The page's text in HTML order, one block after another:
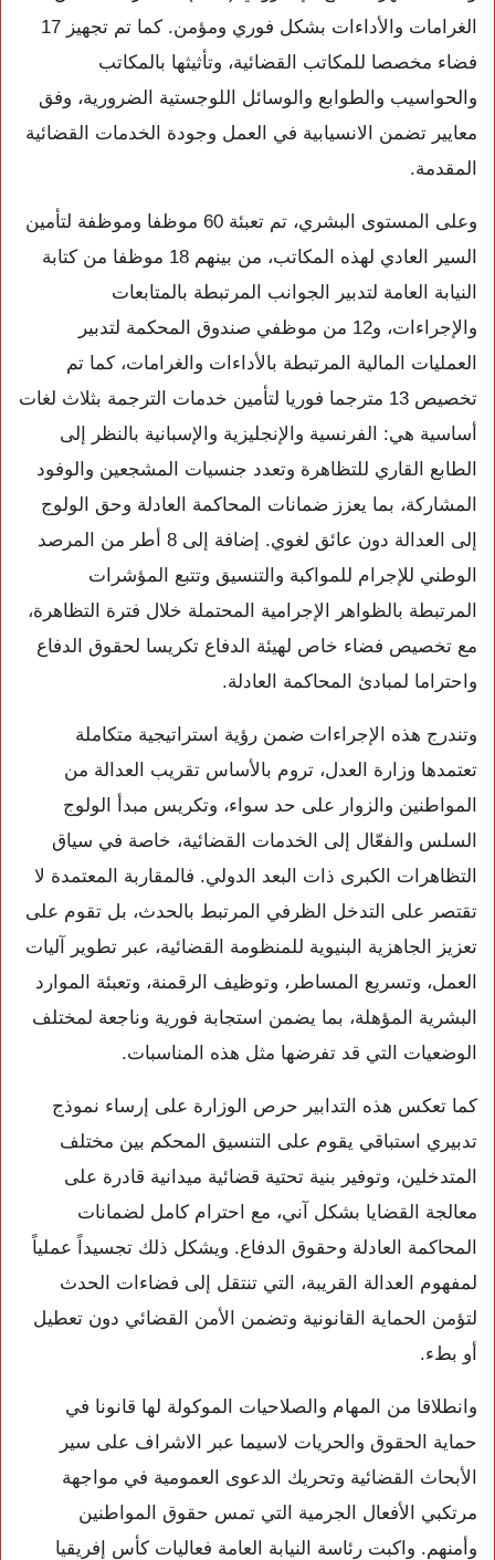
الغرامات والأداءات بشكل فوري ومؤمن. كما تم تجهيز 17
فضاء مخصصا للمكاتب القضائية، وتأثيثها بالمكاتب
والحواسيب والطوابع والوسائل اللوجستية الضرورية، وفق
معايير تضمن الانسيابية في العمل وجودة الخدمات القضائية
المقدمة.
وعلى المستوى البشري، تم تعبئة 60 موظفا وموظفة لتأمين
السير العادي لهذه المكاتب، من بينهم 18 موظفا من كتابة
النيابة العامة لتدبير الجوانب المرتبطة بالمتابعات
والإجراءات، و12 من موظفي صندوق المحكمة لتدبير
العمليات المالية المرتبطة بالأداءات والغرامات، كما تم
تخصيص 13 مترجما فوريا لتأمين خدمات الترجمة بثلاث لغات
أساسية هي: الفرنسية والإنجليزية والإسبانية بالنظر إلى
الطابع القاري للتظاهرة وتعدد جنسيات المشجعين والوفود
المشاركة، بما يعزز ضمانات المحاكمة العادلة وحق الولوج
إلى العدالة دون عائق لغوي. إضافة إلى 8 أطر من المرصد
الوطني للإجرام للمواكبة والتنسيق وتتبع المؤشرات
المرتبطة بالظواهر الإجرامية المحتملة خلال فترة التظاهرة،
مع تخصيص فضاء خاص لهيئة الدفاع تكريسا لحقوق الدفاع
واحتراما لمبادئ المحاكمة العادلة.
وتندرج هذه الإجراءات ضمن رؤية استراتيجية متكاملة
تعتمدها وزارة العدل، تروم بالأساس تقريب العدالة من
المواطنين والزوار على حد سواء، وتكريس مبدأ الولوج
السلس والفعّال إلى الخدمات القضائية، خاصة في سياق
التظاهرات الكبرى ذات البعد الدولي. فالمقاربة المعتمدة لا
تقتصر على التدخل الظرفي المرتبط بالحدث، بل تقوم على
تعزيز الجاهزية البنيوية للمنظومة القضائية، عبر تطوير آليات
العمل، وتسريع المساطر، وتوظيف الرقمنة، وتعبئة الموارد
البشرية المؤهلة، بما يضمن استجابة فورية وناجعة لمختلف
الوضعيات التي قد تفرضها مثل هذه المناسبات.
كما تعكس هذه التدابير حرص الوزارة على إرساء نموذج
تدبيري استباقي يقوم على التنسيق المحكم بين مختلف
المتدخلين، وتوفير بنية تحتية قضائية ميدانية قادرة على
معالجة القضايا بشكل آني، مع احترام كامل لضمانات
المحاكمة العادلة وحقوق الدفاع. ويشكل ذلك تجسيداً عملياً
لمفهوم العدالة القريبة، التي تنتقل إلى فضاءات الحدث
لتؤمن الحماية القانونية وتضمن الأمن القضائي دون تعطيل
أو بطء.
وانطلاقا من المهام والصلاحيات الموكولة لها قانونا في
حماية الحقوق والحريات لاسيما عبر الاشراف على سير
الأبحاث القضائية وتحريك الدعوى العمومية في مواجهة
مرتكبي الأفعال الجرمية التي تمس حقوق المواطنين
وأمنهم. واكبت رئاسة النيابة العامة فعاليات كأس إفريقيا